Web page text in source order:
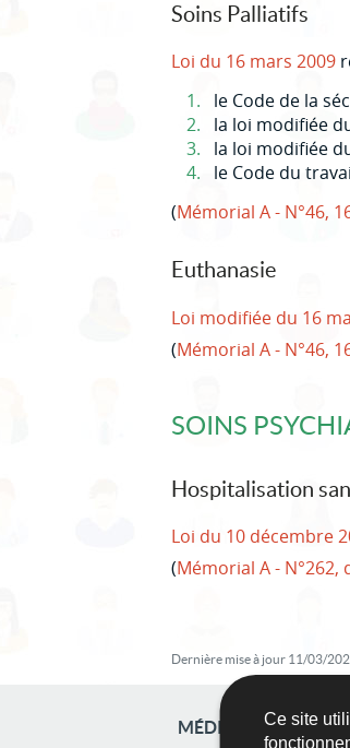
Ce site
Soins Palliatifs
Loi du 16 mars 2009
le Code de la
la loi modifiée
la loi modifiée
le Code du
(Mémorial A - N°46,
Euthanasie
Loi modifiée du 16
(Mémorial A - N°46,
SOINS
Hospitalisation
Loi du 10 décembre
(Mémorial A - N°262,
Dernière mise à jour 11/03/
MÉDIATION ET